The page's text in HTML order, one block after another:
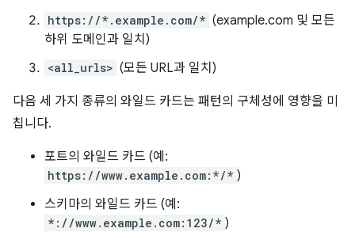
https://*.example.com/* (example.com 및 모든
하위 도메인과 일치)
<all_urls> (모든 URL과 일치)
다음 세 가지 종류의 와일드 카드는 패턴의 구체성에 영향을 미
칩니다.
포트의 와일드 카드 (예:
https://www.example.com:*/* )
스키마의 와일드 카드 (예:
*://www.example.com:123/* )